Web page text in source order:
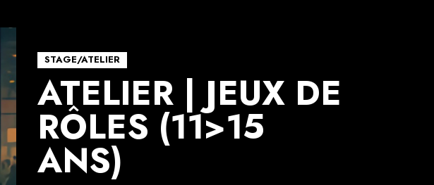
STAGE/ATELIER
ATELIER | JEUX DE
RÔLES (11>15
ANS)